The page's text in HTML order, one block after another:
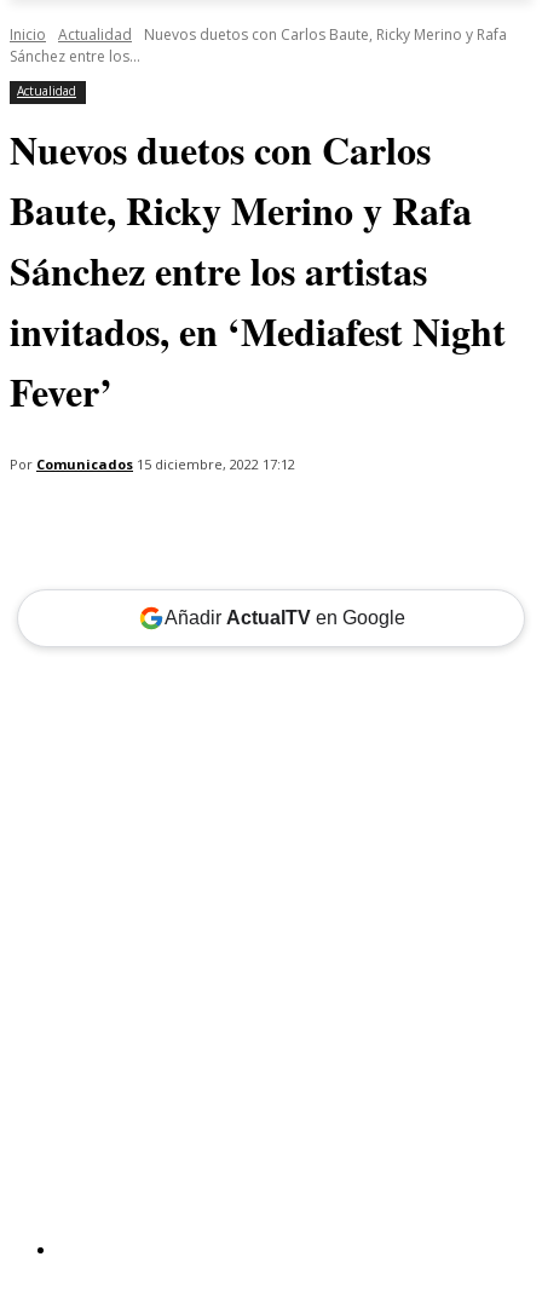
Inicio Actualidad
Nuevos duetos con Carlos Baute, Ricky Merino y Rafa
Sánchez entre los...
Actualidad
Nuevos duetos con Carlos
Baute, Ricky Merino y Rafa
Sánchez entre los artistas
invitados, en ‘Mediafest Night
Fever’
Por Comunicados 15 diciembre, 2022 17:12
Añadir ActualTVen Google